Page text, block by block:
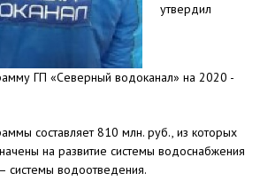
утвердил
ГП «Северный водоканал» на 2020 -
составляет 810 млн. руб., из которых
на развитие системы водоснабжения
системы водоотведения.